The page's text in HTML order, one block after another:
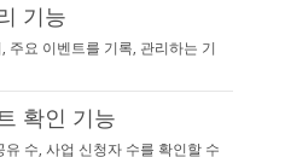
기능
주요 이벤트를 기록, 관리하는 기
확인 기능
수, 사업 신청자 수를 확인할 수